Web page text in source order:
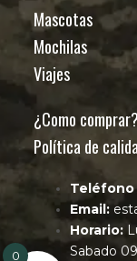
Mascotas
Mochilas
Viajes
¿Como comprar?
Política de
Teléfono
Email:
Horario:
Sabado
0